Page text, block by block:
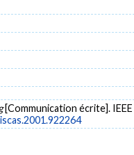
[Communication écrite].